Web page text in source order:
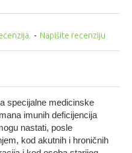
- Napišite recenziju
specijalne medicinske
imunih deficijencija
nastati, posle
kod akutnih i hroničnih